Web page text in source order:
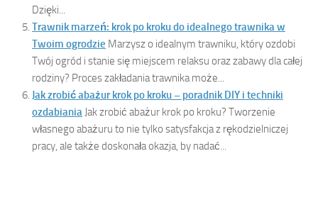
Dzięki...
Trawnik marzeń: krok po kroku do idealnego trawnika w
Twoim ogrodzie Marzysz o idealnym trawniku, który ozdobi
Twój ogród i stanie się miejscem relaksu oraz zabawy dla całej
rodziny? Proces zakładania trawnika może...
Jak zrobić abażur krok po kroku – poradnik DIY i techniki
ozdabiania Jak zrobić abażur krok po kroku? Tworzenie
własnego abażuru to nie tylko satysfakcja z rękodzielniczej
pracy, ale także doskonała okazja, by nadać...